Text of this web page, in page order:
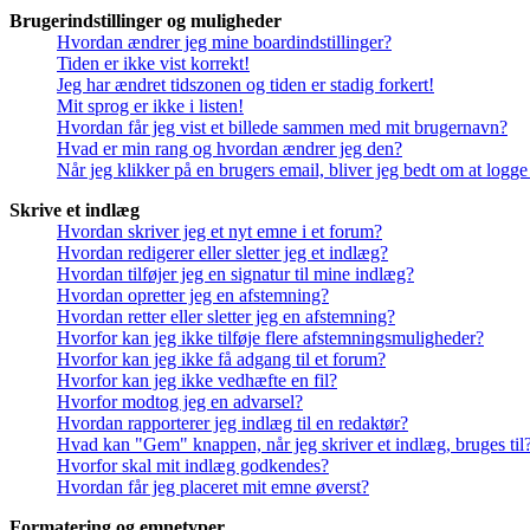
Brugerindstillinger og muligheder
Hvordan ændrer jeg mine boardindstillinger?
Tiden er ikke vist korrekt!
Jeg har ændret tidszonen og tiden er stadig forkert!
Mit sprog er ikke i listen!
Hvordan får jeg vist et billede sammen med mit brugernavn?
Hvad er min rang og hvordan ændrer jeg den?
Når jeg klikker på en brugers email, bliver jeg bedt om at
Skrive et indlæg
Hvordan skriver jeg et nyt emne i et forum?
Hvordan redigerer eller sletter jeg et indlæg?
Hvordan tilføjer jeg en signatur til mine indlæg?
Hvordan opretter jeg en afstemning?
Hvordan retter eller sletter jeg en afstemning?
Hvorfor kan jeg ikke tilføje flere afstemningsmuligheder?
Hvorfor kan jeg ikke få adgang til et forum?
Hvorfor kan jeg ikke vedhæfte en fil?
Hvorfor modtog jeg en advarsel?
Hvordan rapporterer jeg indlæg til en redaktør?
Hvad kan "Gem" knappen, når jeg skriver et indlæg, bruges
Hvorfor skal mit indlæg godkendes?
Hvordan får jeg placeret mit emne øverst?